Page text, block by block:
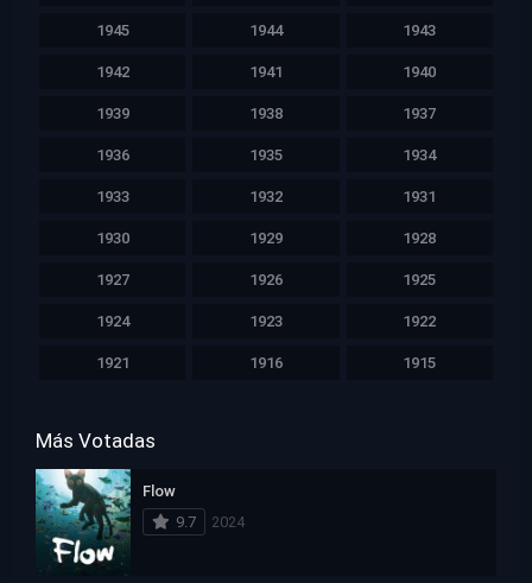
1945 1944 1943
1942 1941 1940
1939 1938 1937
1936 1935 1934
1933 1932 1931
1930 1929 1928
1927 1926 1925
1924 1923 1922
1921 1916 1915
Más Votadas
Flow
9.7
2024